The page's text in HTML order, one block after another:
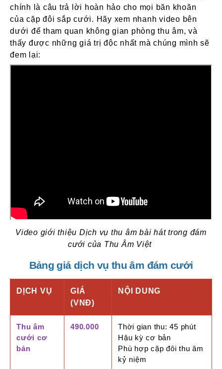
chính là câu trả lời hoàn hảo cho mọi băn khoăn
của cặp đôi sắp cưới. Hãy xem nhanh video bên
dưới để tham quan không gian phòng thu âm, và
thấy được những giá trị độc nhất mà chúng mình sẽ
đem lại:
Video giới thiệu Dịch vụ thu âm bài hát trong đám
cưới của Thu Âm Việt
Bảng giá dịch vụ thu âm đám cưới
DỊCH VỤ
GIÁ
(VNĐ)
NỘI DUNG
Thu âm
cưới cơ
bản
490.000
Thời gian thu: 45 phút
Hậu kỳ cơ bản
Phù hợp cặp đôi thu âm
kỷ niệm